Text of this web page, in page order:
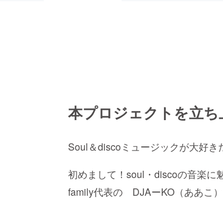
本プロジェクトを立
Soul＆discoミュージックが大好き
初めまして！soul・discoの音楽に
family代表の DJAーKO（ああこ）